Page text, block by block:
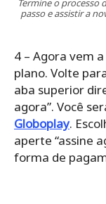
Termine o processo
passo e assistir a
4 – Agora vem
plano. Volte
aba superior
agora”. Você
Globoplay.
aperte “assine
forma de